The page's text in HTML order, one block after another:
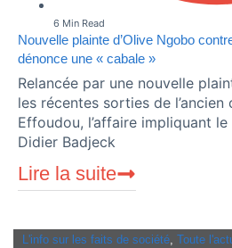
6 Min Read
Nouvelle plainte d’Olive Ngobo
dénonce une « cabale »
Relancée par une nouvelle
les récentes sorties de l’ancien
Effoudou, l’affaire impliquant
Didier Badjeck
Lire la suite
L'info sur les faits de société, Toute